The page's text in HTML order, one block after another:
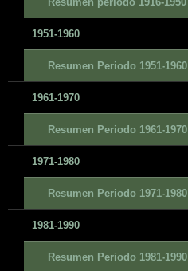
1951-1960
Resumen Periodo 1951-1960
1961-1970
Resumen Periodo 1961-1970
1971-1980
Resumen Periodo 1971-1980
1981-1990
Resumen Periodo 1981-1990